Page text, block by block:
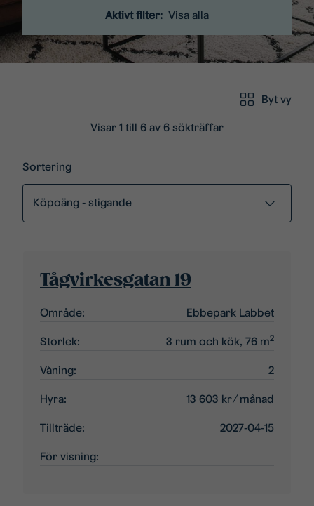
Aktivt filter: Visa alla
Visar 1 till 6 av 6 sökträffar
Byt vy
Sortering
Tågvirkesgatan 19
Område: Ebbepark Labbet
Storlek: 3 rum och kök, 76 m2
Våning: 2
Hyra: 13 603 kr⁄ månad
Tillträde: 2027-04-15
För visning: